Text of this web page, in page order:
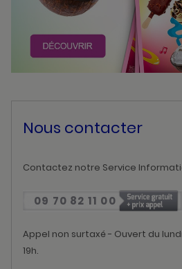
Nous contacter
Contactez notre Service
09 70 82 11 00
Appel non surtaxé - Ouvert du
19h.